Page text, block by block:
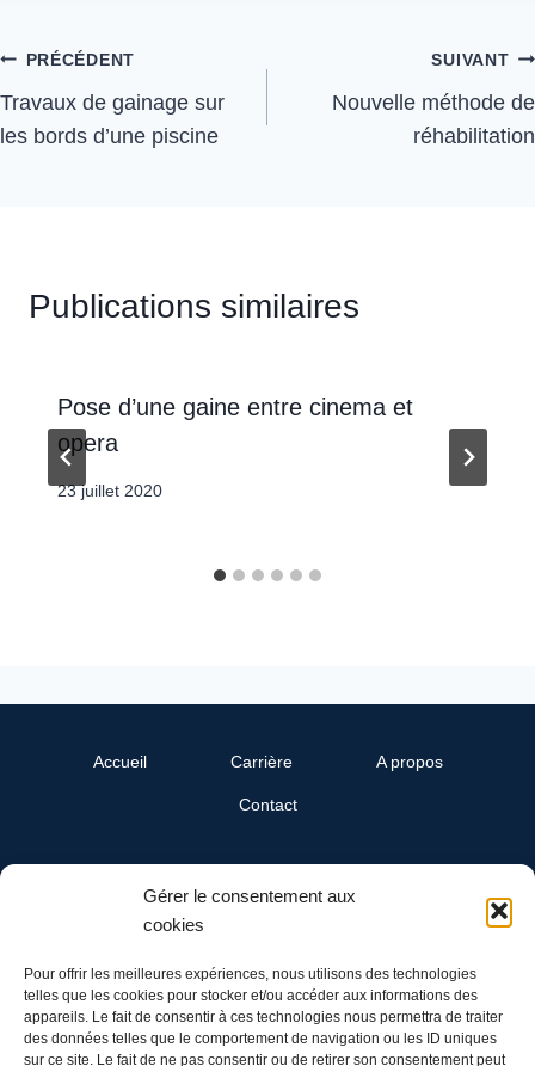
Gérer le consentement aux
cookies
Pour offrir les meilleures expériences, nous utilisons des technologies
telles que les cookies pour stocker et/ou accéder aux informations des
appareils. Le fait de consentir à ces technologies nous permettra de traiter
des données telles que le comportement de navigation ou les ID uniques
sur ce site. Le fait de ne pas consentir ou de retirer son consentement peut
PRÉCÉDENT
Travaux de gainage sur
les bords d’une piscine
SUIVANT
Nouvelle méthode de
réhabilitation
Publications similaires
Pose d’une gaine entre cinema et
opera
23 juillet 2020
Accueil Carrière A propos
Contact
SwissReline
Un département Cand-Landi SA
1422 Grandson
Tél: 024 445 00 90
Mail: info@swissreline.ch